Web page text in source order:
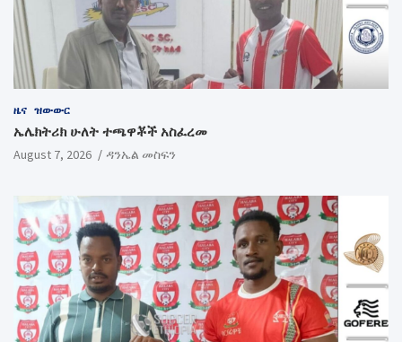
ዜና ዝውውር
ኤሌክትሪክ ሁለት ተጫዋቾች አስፈረመ
August 7, 2026 ዳንኤል መስፍን